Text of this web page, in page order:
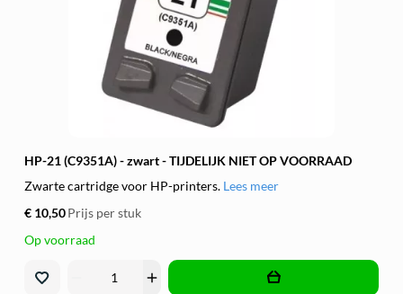
HP-21 (C9351A) - zwart - TIJDELIJK NIET OP VOORRAAD
Zwarte cartridge voor HP-printers. Lees meer
€ 10,50Prijs per stuk
Op voorraad
add